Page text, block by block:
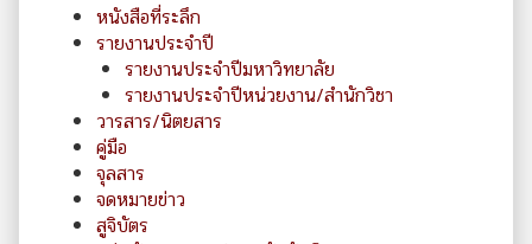
หนังสือที่ระลึก
รายงานประจำปี
รายงานประจำปีมหาวิทยาลัย
รายงานประจำปีหน่วยงาน/สำนักวิชา
วารสาร/นิตยสาร
คู่มือ
จุลสาร
จดหมายข่าว
สูจิบัตร